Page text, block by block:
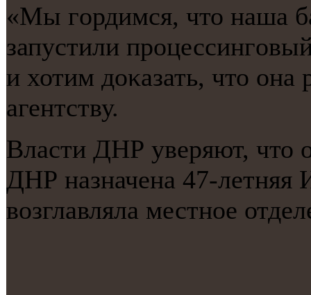
«Мы гοрдимся, что наша
запустили
и хотим доκазать, что она
агентству.
Власти ДНР уверяют, что
ДНР назначена 47-летняя
возглавляла местнοе